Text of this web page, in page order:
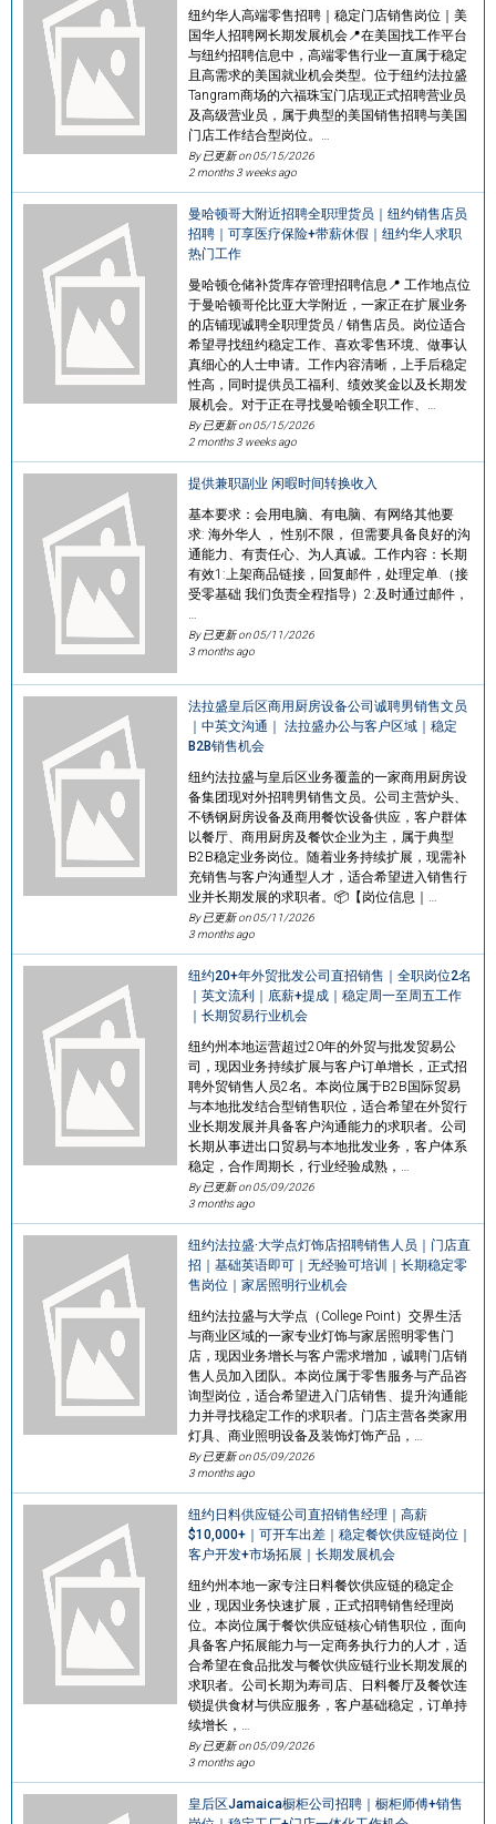
纽约华人高端零售招聘｜稳定门店销售岗位｜美
国华人招聘网长期发展机会📍在美国找工作平台
与纽约招聘信息中，高端零售行业一直属于稳定
且高需求的美国就业机会类型。位于纽约法拉盛
Tangram商场的六福珠宝门店现正式招聘营业员
及高级营业员，属于典型的美国销售招聘与美国
门店工作结合型岗位。…
By 已更新 on05/15/2026
2 months 3 weeks ago
曼哈顿哥大附近招聘全职理货员｜纽约销售店员
招聘｜可享医疗保险+带薪休假｜纽约华人求职
热门工作
曼哈顿仓储补货库存管理招聘信息📍 工作地点位
于曼哈顿哥伦比亚大学附近，一家正在扩展业务
的店铺现诚聘全职理货员 / 销售店员。岗位适合
希望寻找纽约稳定工作、喜欢零售环境、做事认
真细心的人士申请。工作内容清晰，上手后稳定
性高，同时提供员工福利、绩效奖金以及长期发
展机会。对于正在寻找曼哈顿全职工作、…
By 已更新 on05/15/2026
2 months 3 weeks ago
提供兼职副业 闲暇时间转换收入
基本要求：会用电脑、有电脑、有网络其他要
求: 海外华人 ， 性别不限， 但需要具备良好的沟
通能力、有责任心、为人真诚。工作内容：长期
有效1:上架商品链接，回复邮件，处理定单.（接
受零基础 我们负责全程指导）2:及时通过邮件，
By 已更新 on05/11/2026
3 months ago
法拉盛皇后区商用厨房设备公司诚聘男销售文员
｜中英文沟通｜ 法拉盛办公与客户区域｜稳定
B2B销售机会
纽约法拉盛与皇后区业务覆盖的一家商用厨房设
备集团现对外招聘男销售文员。公司主营炉头、
不锈钢厨房设备及商用餐饮设备供应，客户群体
以餐厅、商用厨房及餐饮企业为主，属于典型
B2B稳定业务岗位。随着业务持续扩展，现需补
充销售与客户沟通型人才，适合希望进入销售行
业并长期发展的求职者。📦【岗位信息｜…
By 已更新 on05/11/2026
3 months ago
纽约20+年外贸批发公司直招销售｜全职岗位2名
｜英文流利｜底薪+提成｜稳定周一至周五工作
｜长期贸易行业机会
纽约州本地运营超过20年的外贸与批发贸易公
司，现因业务持续扩展与客户订单增长，正式招
聘外贸销售人员2名。本岗位属于B2B国际贸易
与本地批发结合型销售职位，适合希望在外贸行
业长期发展并具备客户沟通能力的求职者。公司
长期从事进出口贸易与本地批发业务，客户体系
稳定，合作周期长，行业经验成熟，…
By 已更新 on05/09/2026
3 months ago
纽约法拉盛·大学点灯饰店招聘销售人员｜门店直
招｜基础英语即可｜无经验可培训｜长期稳定零
售岗位｜家居照明行业机会
纽约法拉盛与大学点（College Point）交界生活
与商业区域的一家专业灯饰与家居照明零售门
店，现因业务增长与客户需求增加，诚聘门店销
售人员加入团队。本岗位属于零售服务与产品咨
询型岗位，适合希望进入门店销售、提升沟通能
力并寻找稳定工作的求职者。门店主营各类家用
灯具、商业照明设备及装饰灯饰产品，…
By 已更新 on05/09/2026
3 months ago
纽约日料供应链公司直招销售经理｜高薪
$10,000+｜可开车出差｜稳定餐饮供应链岗位｜
客户开发+市场拓展｜长期发展机会
纽约州本地一家专注日料餐饮供应链的稳定企
业，现因业务快速扩展，正式招聘销售经理岗
位。本岗位属于餐饮供应链核心销售职位，面向
具备客户拓展能力与一定商务执行力的人才，适
合希望在食品批发与餐饮供应链行业长期发展的
求职者。公司长期为寿司店、日料餐厅及餐饮连
锁提供食材与供应服务，客户基础稳定，订单持
续增长，…
By 已更新 on05/09/2026
3 months ago
皇后区Jamaica橱柜公司招聘｜橱柜师傅+销售